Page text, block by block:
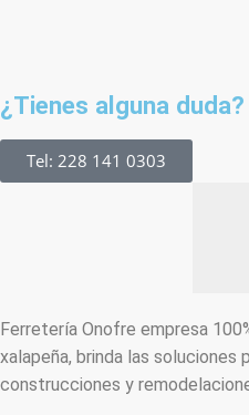
¿Tienes alguna
Tel: 228 141 0303
Ferretería Onofre empresa
xalapeña, brinda las soluciones
construcciones y